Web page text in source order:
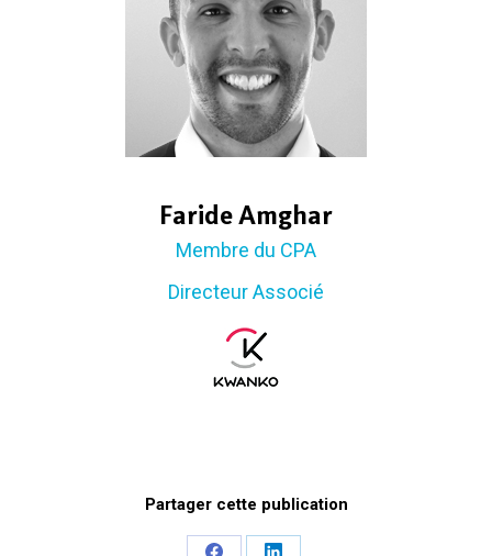
Faride Amghar
Membre du CPA
Directeur Associé